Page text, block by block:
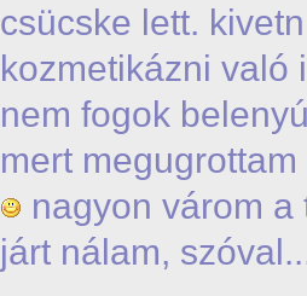
csücske lett.
kozmetikázni való
nem fogok
mert
nagyon várom
járt nálam,